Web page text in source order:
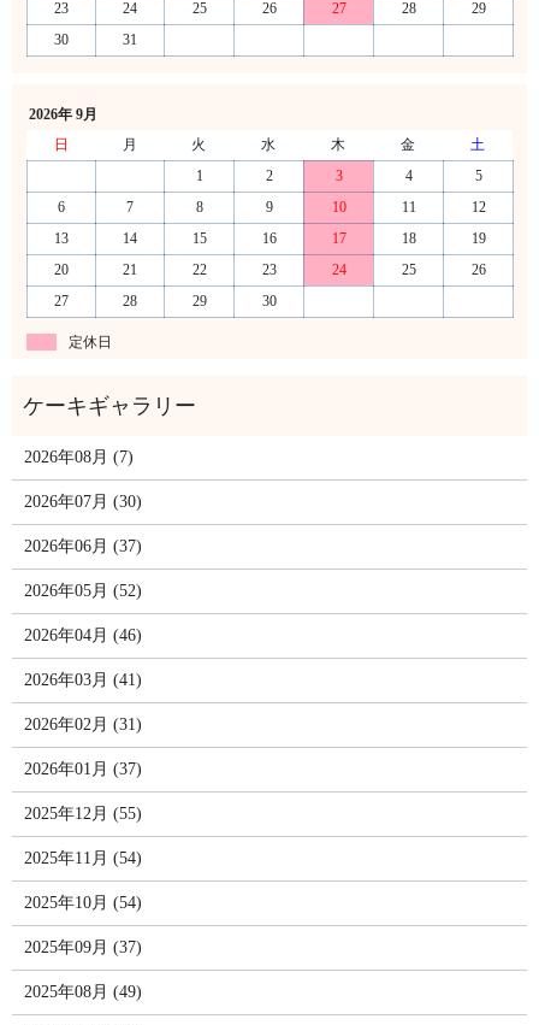
23
24 25 26 27 28
29
30
31
2026年 9月
日
月 火 水 木 金
土
1
2 3 4
5
6
7 8 9 10 11
12
13
14 15 16 17 18
19
20
21 22 23 24 25
26
27
28 29 30
定休日
2026年08月 (7)
2026年07月 (30)
2026年06月 (37)
2026年05月 (52)
2026年04月 (46)
2026年03月 (41)
2026年02月 (31)
2026年01月 (37)
2025年12月 (55)
2025年11月 (54)
2025年10月 (54)
2025年09月 (37)
2025年08月 (49)